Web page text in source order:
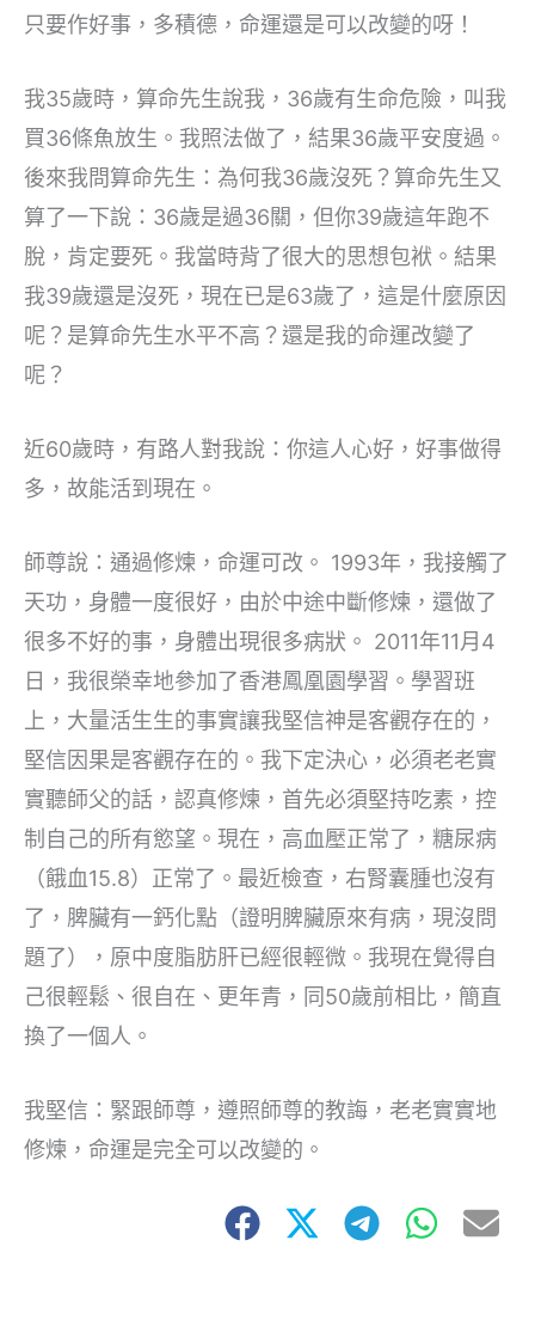
只要作好事，多積德，命運還是可以改變的呀！
我35歲時，算命先生說我，36歲有生命危險，叫我
買36條魚放生。我照法做了，結果36歲平安度過。
後來我問算命先生：為何我36歲沒死？算命先生又
算了一下說：36歲是過36關，但你39歲這年跑不
脫，肯定要死。我當時背了很大的思想包袱。結果
我39歲還是沒死，現在已是63歲了，這是什麼原因
呢？是算命先生水平不高？還是我的命運改變了
呢？
近60歲時，有路人對我說：你這人心好，好事做得
多，故能活到現在。
師尊說：通過修煉，命運可改。 1993年，我接觸了
天功，身體一度很好，由於中途中斷修煉，還做了
很多不好的事，身體出現很多病狀。 2011年11月4
日，我很榮幸地參加了香港鳳凰園學習。學習班
上，大量活生生的事實讓我堅信神是客觀存在的，
堅信因果是客觀存在的。我下定決心，必須老老實
實聽師父的話，認真修煉，首先必須堅持吃素，控
制自己的所有慾望。現在，高血壓正常了，糖尿病
（餓血15.8）正常了。最近檢查，右腎囊腫也沒有
了，脾臟有一鈣化點（證明脾臟原來有病，現沒問
題了），原中度脂肪肝已經很輕微。我現在覺得自
己很輕鬆、很自在、更年青，同50歲前相比，簡直
換了一個人。
我堅信：緊跟師尊，遵照師尊的教誨，老老實實地
修煉，命運是完全可以改變的。